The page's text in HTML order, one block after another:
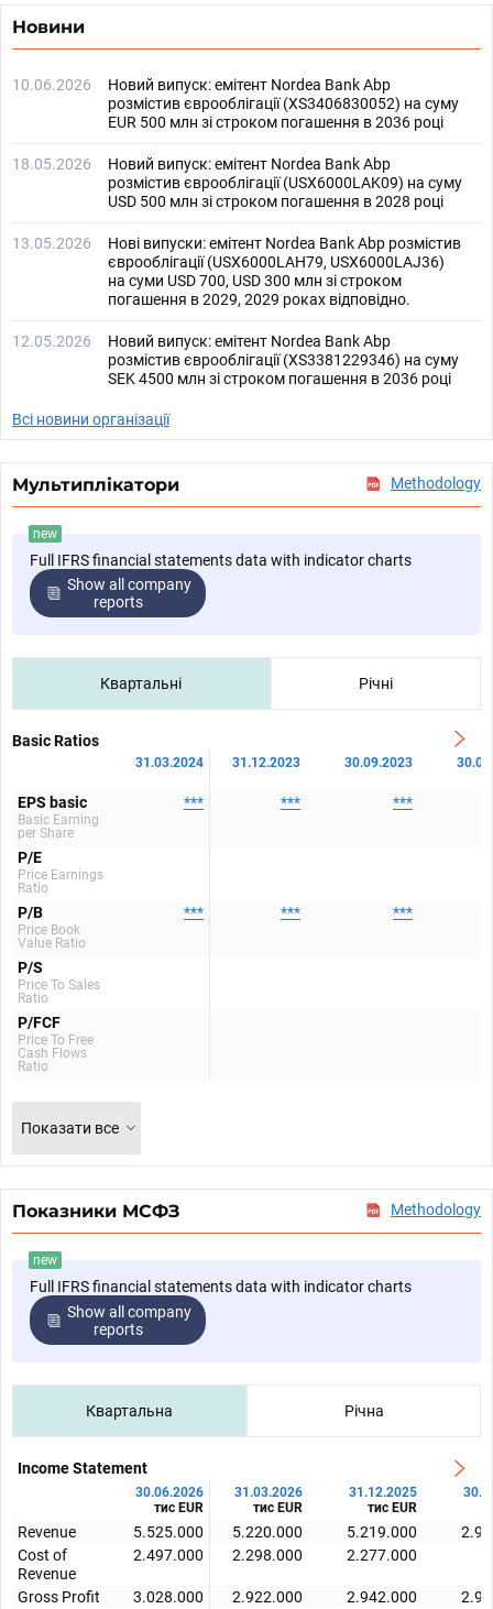
Новини
10.06.2026
Новий випуск: емітент Nordea Bank Abp
розмістив єврооблігації (XS3406830052) на суму
EUR 500 млн зі строком погашення в 2036 році
18.05.2026
Новий випуск: емітент Nordea Bank Abp
розмістив єврооблігації (USX6000LAK09) на суму
USD 500 млн зі строком погашення в 2028 році
13.05.2026
Нові випуски: емітент Nordea Bank Abp розмістив
єврооблігації (USX6000LAH79, USX6000LAJ36)
на суми USD 700, USD 300 млн зі строком
погашення в 2029, 2029 роках відповідно.
12.05.2026
Новий випуск: емітент Nordea Bank Abp
розмістив єврооблігації (XS3381229346) на суму
SEK 4500 млн зі строком погашення в 2036 році
Всі новини організації
Мультиплікатори Methodology
new
Full IFRS financial statements data with indicator charts
Show all company
reports
Квартальні Річні
Basic Ratios
31.03.2024 31.12.2023 30.09.2023
EPS basic
Basic Earning
per Share
*** *** ***
P/E
Price Earnings
Ratio
P/B
Price Book
Value Ratio
*** *** ***
P/S
Price To Sales
Ratio
P/FCF
Price To Free
Cash Flows
Ratio
Показати все
Показники МСФЗ Methodology
new
Full IFRS financial statements data with indicator charts
Show all company
reports
Квартальна Річна
Income Statement
30.06.2026
тис EUR
31.03.2026
тис EUR
31.12.2025
тис EUR
Revenue 5.525.000 5.220.000 5.219.000
Cost of
Revenue
2.497.000 2.298.000 2.277.000
Gross Profit 3.028.000 2.922.000 2.942.000